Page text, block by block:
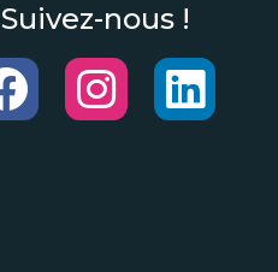
Suivez-nous !